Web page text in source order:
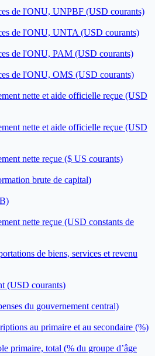
de l'ONU, UNPBF (USD courants)
de l'ONU, UNTA (USD courants)
de l'ONU, PAM (USD courants)
de l'ONU, OMS (USD courants)
nette et aide officielle reçue (USD
nette et aide officielle reçue (USD
nette reçue ($ US courants)
brute de capital)
nette reçue (USD constants de
de biens, services et revenu
(USD courants)
du gouvernement central)
au primaire et au secondaire (%)
primaire, total (% du groupe d’âge